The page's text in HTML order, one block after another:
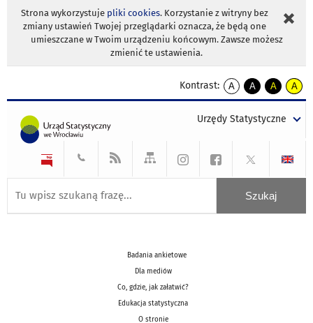
Strona wykorzystuje pliki cookies. Korzystanie z witryny bez
zmiany ustawień Twojej przeglądarki oznacza, że będą one
umieszczane w Twoim urządzeniu końcowym. Zawsze możesz
zmienić te ustawienia.
Kontrast:
A
kontrast
A
kontrast
tekst
czarnym
A
kontrast
tekst
czarnym
A
tekst
żółtym
Urzędy Statystyczne
Badania ankietowe
Dla mediów
Co, gdzie, jak załatwić?
Edukacja statystyczna
O stronie